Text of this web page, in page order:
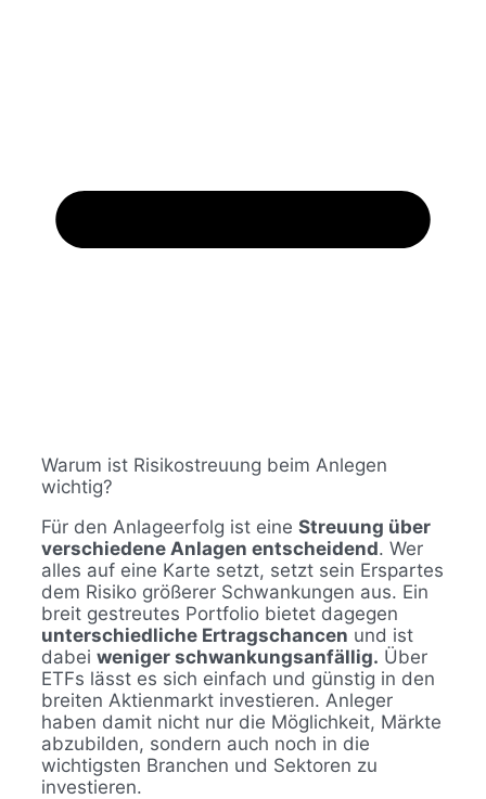
Warum ist Risikostreuung beim Anlegen
wichtig?
Für den Anlageerfolg ist eine Streuung über
verschiedene Anlagen entscheidend. Wer
alles auf eine Karte setzt, setzt sein Erspartes
dem Risiko größerer Schwankungen aus. Ein
breit gestreutes Portfolio bietet dagegen
unterschiedliche Ertragschancen und ist
dabei weniger schwankungsanfällig. Über
ETFs lässt es sich einfach und günstig in den
breiten Aktienmarkt investieren. Anleger
haben damit nicht nur die Möglichkeit, Märkte
abzubilden, sondern auch noch in die
wichtigsten Branchen und Sektoren zu
investieren.